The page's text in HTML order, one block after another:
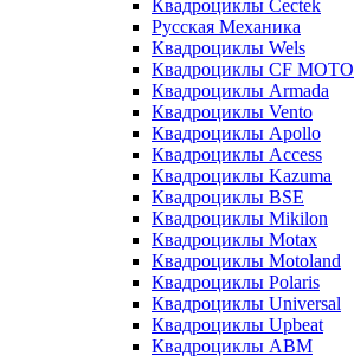
Квадроциклы Cectek
Русская Механика
Квадроциклы Wels
Квадроциклы CF MOTO
Квадроциклы Armada
Квадроциклы Vento
Квадроциклы Apollo
Квадроциклы Access
Квадроциклы Kazuma
Квадроциклы BSE
Квадроциклы Mikilon
Квадроциклы Motax
Квадроциклы Motoland
Квадроциклы Polaris
Квадроциклы Universal
Квадроциклы Upbeat
Квадроциклы ABM